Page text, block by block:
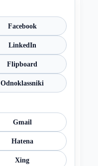
Facebook
LinkedIn
Flipboard
Odnoklassniki
Gmail
Hatena
Xing